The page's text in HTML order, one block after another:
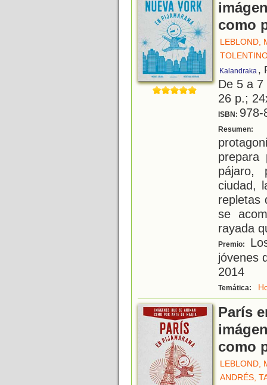
como
LEBLOND,
Kalandraka ,
De 5 a
26 p.;
ISBN: 978-
Resumen:
prepara
pájaro,
ciudad,
repletas
se
rayada
Premio:
jóvenes
2014
Temática:
París
como
LEBLOND,
ANDRÉS,